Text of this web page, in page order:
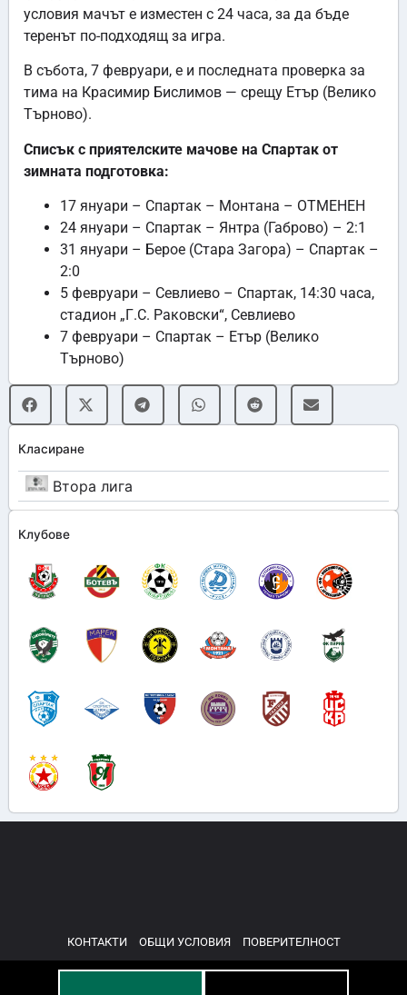
Класиране
Втора лига
Клубове
условия мачът е изместен с 24 часа, за да бъде
теренът по-подходящ за игра.
В събота, 7 февруари, е и последната проверка за
тима на Красимир Бислимов — срещу Етър (Велико
Търново).
Списък с приятелските мачове на Спартак от
зимната подготовка:
17 януари – Спартак – Монтана – ОТМЕНЕН
24 януари – Спартак – Янтра (Габрово) – 2:1
31 януари – Берое (Стара Загора) – Спартак –
2:0
5 февруари – Севлиево – Спартак, 14:30 часа,
стадион „Г.С. Раковски“, Севлиево
7 февруари – Спартак – Етър (Велико
Търново)
КОНТАКТИ ОБЩИ УСЛОВИЯ ПОВЕРИТЕЛНОСТ